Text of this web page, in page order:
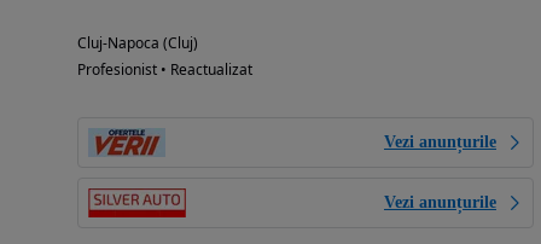
Cluj-Napoca (Cluj)
Profesionist • Reactualizat
Vezi anunțurile
Vezi anunțurile